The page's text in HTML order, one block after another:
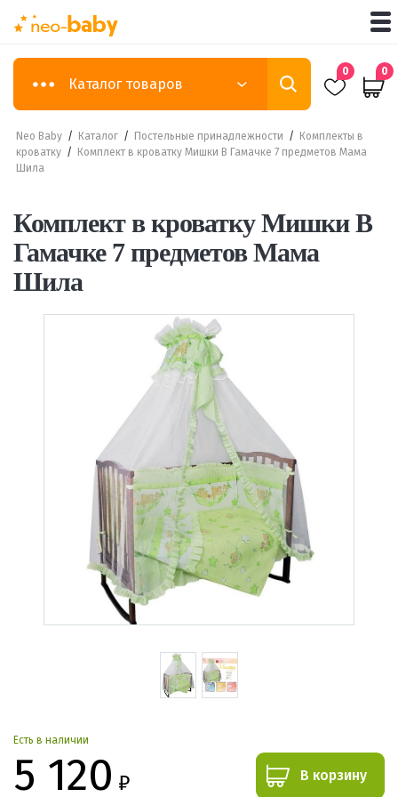
Каталог товаров
0 0
Neo Baby / Каталог / Постельные принадлежности /
Комплекты в
кроватку /
Комплект в кроватку Мишки В Гамачке 7 предметов Мама
Шила
Комплект в кроватку Мишки В
Гамачке 7 предметов Мама
Шила
Есть в наличии
5 120 ₽ В корзину